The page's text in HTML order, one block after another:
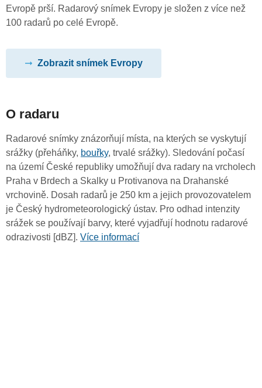
Evropě prší. Radarový snímek Evropy je složen z více než
100 radarů po celé Evropě.
Zobrazit snímek Evropy
O radaru
Radarové snímky znázorňují místa, na kterých se vyskytují
srážky (přeháňky, bouřky, trvalé srážky). Sledování počasí
na území České republiky umožňují dva radary na vrcholech
Praha v Brdech a Skalky u Protivanova na Drahanské
vrchovině. Dosah radarů je 250 km a jejich provozovatelem
je Český hydrometeorologický ústav. Pro odhad intenzity
srážek se používají barvy, které vyjadřují hodnotu radarové
odrazivosti [dBZ]. Více informací